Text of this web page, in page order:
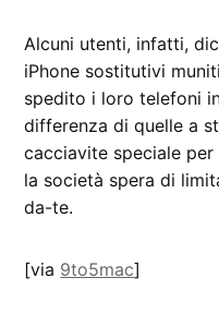
Alcuni utenti, infatti,
iPhone sostitutivi
spedito i loro telefoni
differenza di quelle a
cacciavite speciale
la società spera di
da-te.
[via 9to5mac]